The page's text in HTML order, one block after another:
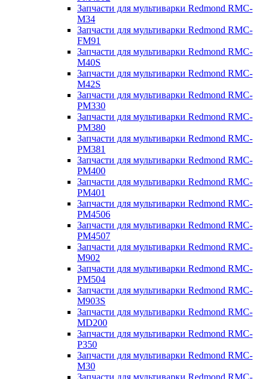
Запчасти для мультиварки Redmond RMC-
M34
Запчасти для мультиварки Redmond RMC-
FM91
Запчасти для мультиварки Redmond RMC-
M40S
Запчасти для мультиварки Redmond RMC-
M42S
Запчасти для мультиварки Redmond RMC-
PM330
Запчасти для мультиварки Redmond RMC-
PM380
Запчасти для мультиварки Redmond RMC-
PM381
Запчасти для мультиварки Redmond RMC-
PM400
Запчасти для мультиварки Redmond RMC-
PM401
Запчасти для мультиварки Redmond RMC-
PM4506
Запчасти для мультиварки Redmond RMC-
PM4507
Запчасти для мультиварки Redmond RMC-
M902
Запчасти для мультиварки Redmond RMC-
PM504
Запчасти для мультиварки Redmond RMC-
M903S
Запчасти для мультиварки Redmond RMC-
MD200
Запчасти для мультиварки Redmond RMC-
P350
Запчасти для мультиварки Redmond RMC-
M30
Запчасти для мультиварки Redmond RMC-